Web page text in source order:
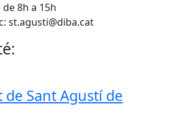
8h a 15h
st.agusti@diba.cat
Sant Agustí de